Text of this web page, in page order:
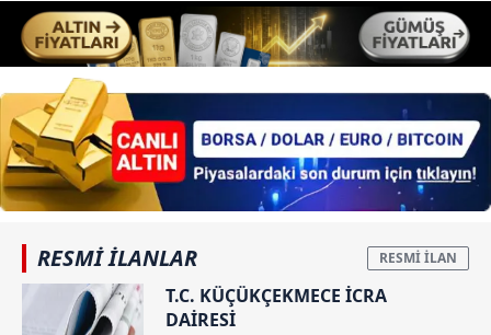
RESMİ İLANLAR
T.C. KÜÇÜKÇEKMECE İCRA
DAİRESİ